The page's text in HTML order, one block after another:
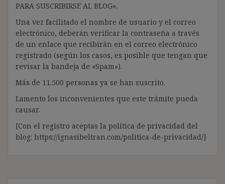
PARA SUSCRIBIRSE AL BLOG».
Una vez facilitado el nombre de usuario y el correo
electrónico, deberán verificar la contraseña a través
de un enlace que recibirán en el correo electrónico
registrado (según los casos, es posible que tengan que
revisar la bandeja de «Spam»).
Más de 11.500 personas ya se han suscrito.
Lamento los inconvenientes que este trámite pueda
causar.
[Con el registro aceptas la política de privacidad del
blog: https://ignasibeltran.com/politica-de-privacidad/]